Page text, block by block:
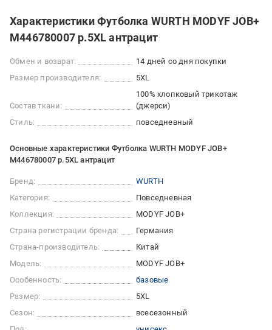
Характеристики Футболка WURTH MODYF JOB+
M446780007 р.5XL антрацит
Обмен и возврат:
14 дней со дня покупки
Размер производителя:
5XL
Состав ткани:
100% хлопковый трикотаж
(джерси)
Стиль:
повседневный
Основные характеристики Футболка WURTH MODYF JOB+
M446780007 р.5XL антрацит
Бренд:
WURTH
Категория:
Повседневная
Коллекция:
MODYF JOB+
Страна регистрации бренда:
Германия
Страна-производитель:
Китай
Модель:
MODYF JOB+
Особенность:
базовые
Размер:
5XL
Сезон:
всесезонный